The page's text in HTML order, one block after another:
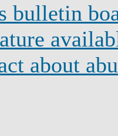
bulletin
about